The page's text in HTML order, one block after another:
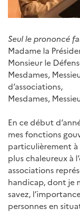
Seul le prononcé
Madame la
Monsieur le
Mesdames,
d’associations,
Mesdames,
En ce début
mes fonctions
particulièrement
plus chaleureux à
associations
handicap, dont je
savez,
personnes en